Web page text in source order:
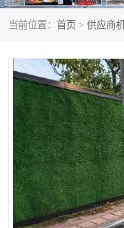
当前位置： 首页 > 供应商
建筑围挡
新型活动房
岩棉板
围挡
生产加工单板复合
政围挡